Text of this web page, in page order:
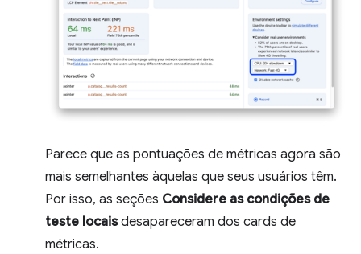
Parece que as pontuações de métricas agora são
mais semelhantes àquelas que seus usuários têm.
Por isso, as seções Considere as condições de
teste locaisdesapareceram dos cards de
métricas.